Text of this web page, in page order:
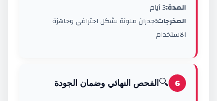
المدة:3 أيام
المخرجات:جدران ملونة بشكل احترافي وجاهزة
الاستخدام
6
🔍 الفحص النهائي وضمان الجودة